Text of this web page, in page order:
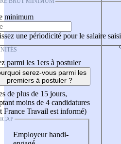
minimum
une périodicité pour le salaire saisi
parmi les 1ers à postuler
serez-vous parmi les
premiers à postuler ?
de plus de 15 jours,
moins de 4 candidatures
France Travail est informé)
Employeur handi-